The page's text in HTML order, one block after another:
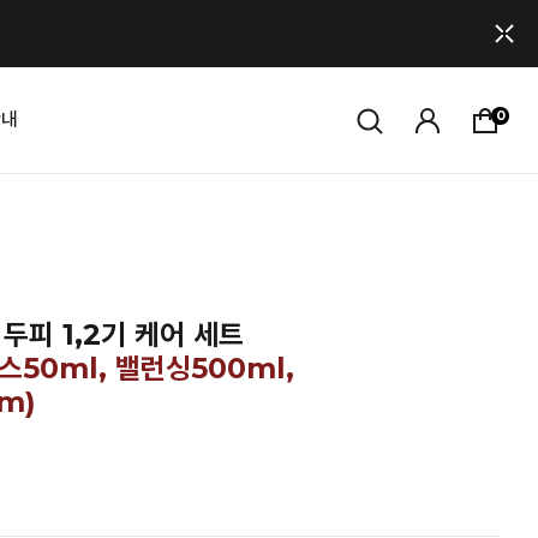
0
피 1,2기 케어 세트
스50ml, 밸런싱500ml,